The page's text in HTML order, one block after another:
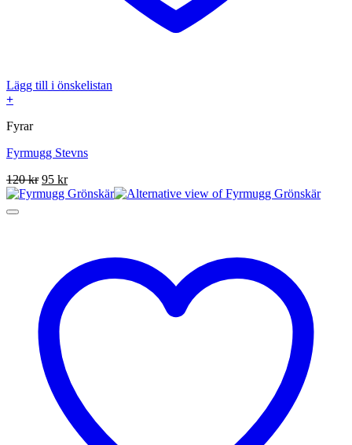
Lägg till i önskelistan
+
Fyrar
Fyrmugg Stevns
120kr Det
ursprungliga
95 krDet
nuvarande